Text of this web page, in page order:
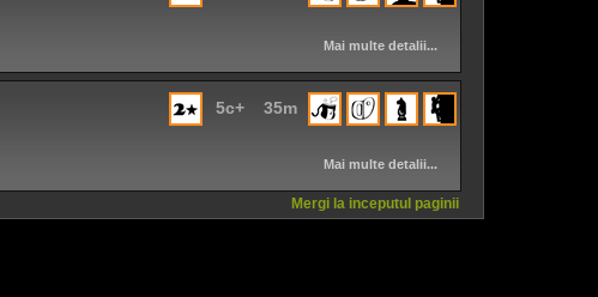
Mai multe detalii...
35m
5c+
Mai multe detalii...
Mergi la inceputul paginii